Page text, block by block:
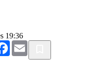
19:36
Facebook
Email